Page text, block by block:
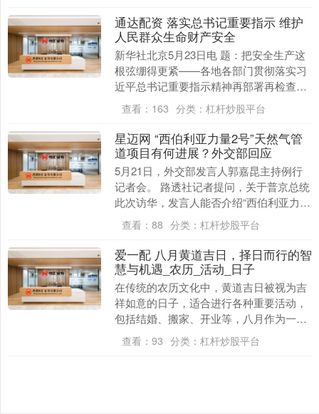
通达配资 落实总书记重要指示 维护
人民群众生命财产安全
新华社北京5月23日电 题：把安全生产这
根弦绷得更紧——各地各部门贯彻落实习
近平总书记重要指示精神再部署再检查再
落实维护人民群众生命财产安全 新华社记
者 5月2....
查看： 163 分类： 杠杆炒股平台
星迈网 “西伯利亚力量2号”天然气管
道项目有何进展？外交部回应
5月21日，外交部发言人郭嘉昆主持例行
记者会。 路透社记者提问，关于普京总统
此次访华，发言人能否介绍“西伯利亚力量
2号”天然气管道项目的进展？ 郭嘉昆表
示，在两....
查看： 88 分类： 杠杆炒股平台
爱一配 八月黄道吉日，择日而行的智
慧与机遇_农历_活动_日子
在传统的农历文化中，黄道吉日被视为吉
祥如意的日子，适合进行各种重要活动，
包括结婚、搬家、开业等，八月作为一年
中的第八个月，其黄道吉日的选择尤为受
到重视,本文将为....
查看： 93 分类： 杠杆炒股平台